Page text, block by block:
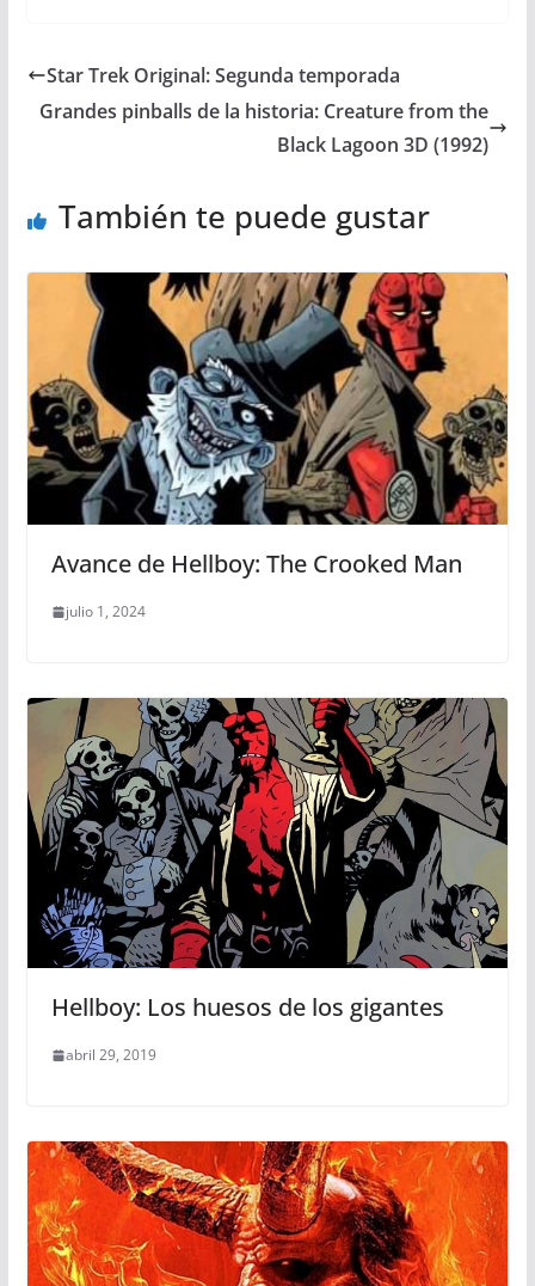
Star Trek Original: Segunda temporada
Grandes pinballs de la historia: Creature from the
Black Lagoon 3D (1992)
También te puede gustar
Avance de Hellboy: The Crooked Man
julio 1, 2024
Hellboy: Los huesos de los gigantes
abril 29, 2019